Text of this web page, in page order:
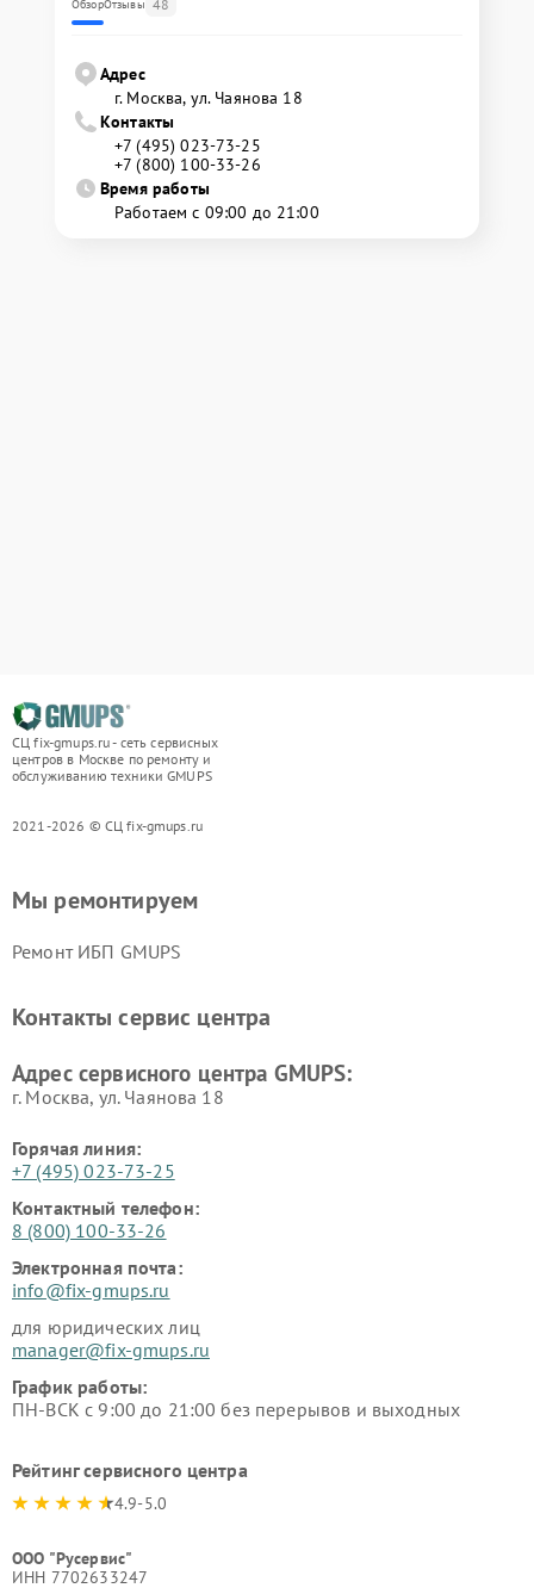
ОбзорОтзывы 48
Адрес
г. Москва, ул. Чаянова 18
Контакты
+7 (495) 023-73-25
+7 (800) 100-33-26
Время работы
Работаем с 09:00 до 21:00
СЦ fix-gmups.ru - сеть сервисных
центров в Москве по ремонту и
обслуживанию техники GMUPS
2021-2026 © СЦ fix-gmups.ru
Мы ремонтируем
Ремонт ИБП GMUPS
Контакты сервис центра
Адрес сервисного центра GMUPS:
г. Москва, ул. Чаянова 18
Горячая линия:
+7 (495) 023-73-25
Контактный телефон:
8 (800) 100-33-26
Электронная почта:
info@fix-gmups.ru
для юридических лиц
manager@fix-gmups.ru
График работы:
ПН-ВСК с 9:00 до 21:00 без перерывов и выходных
Рейтинг сервисного центра
4.9-5.0
ООО "Русервис"
ИНН 7702633247